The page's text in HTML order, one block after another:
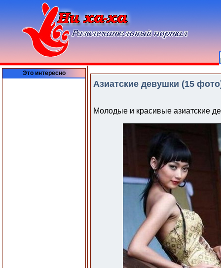
Это интересно
Азиатские девушки (15
Молодые и красивые азиатские